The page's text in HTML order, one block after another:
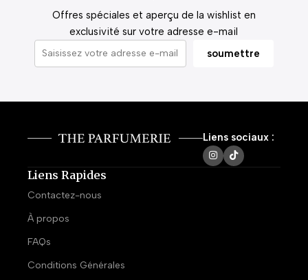
Offres spéciales et aperçu de la wishlist en
exclusivité sur votre adresse e-mail
Liens sociaux :
Liens Rapides
Contactez-nous
À propos
FAQs
Conditions Générales